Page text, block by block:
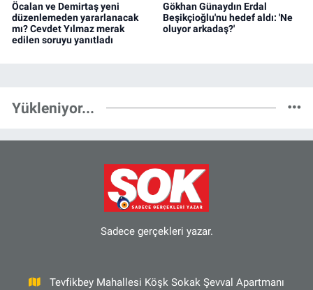
Öcalan ve Demirtaş yeni
düzenlemeden yararlanacak
mı? Cevdet Yılmaz merak
edilen soruyu yanıtladı
Gökhan Günaydın Erdal
Beşikçioğlu'nu hedef aldı: 'Ne
oluyor arkadaş?'
Yükleniyor...
Sadece gerçekleri yazar.
Tevfikbey Mahallesi Köşk Sokak Şevval Apartmanı